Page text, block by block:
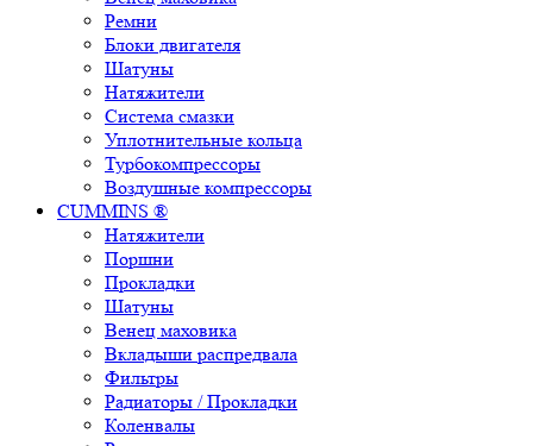
Ремни
Блоки двигателя
Шатуны
Натяжители
Система смазки
Уплотнительные кольца
Турбокомпрессоры
Воздушные компрессоры
CUMMINS ®
Натяжители
Поршни
Прокладки
Шатуны
Венец маховика
Вкладыши распредвала
Фильтры
Радиаторы / Прокладки
Коленвалы